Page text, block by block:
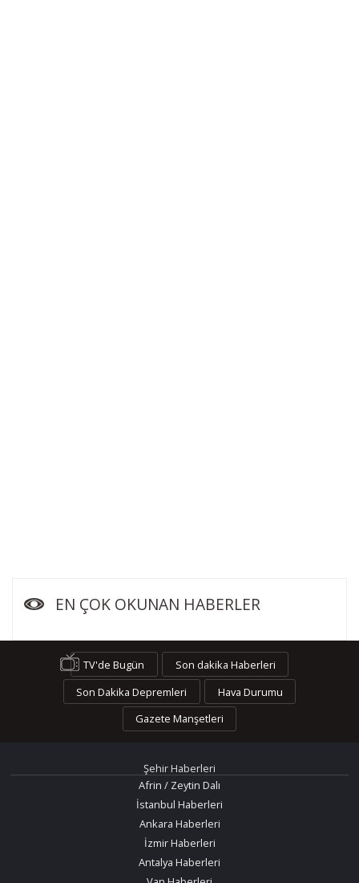
EN ÇOK OKUNAN HABERLER
TV'de Bugün
Son dakika Haberleri
Son Dakika Depremleri
Hava Durumu
Gazete Manşetleri
Şehir Haberleri
Afrin / Zeytin Dalı
İstanbul Haberleri
Ankara Haberleri
İzmir Haberleri
Antalya Haberleri